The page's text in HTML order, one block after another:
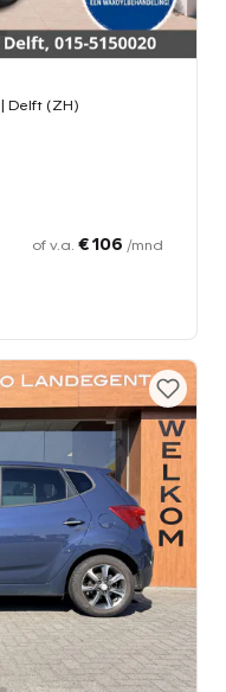
| Delft (ZH)
of v.a. € 106 /mnd